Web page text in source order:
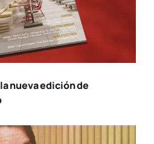
nueva edición de